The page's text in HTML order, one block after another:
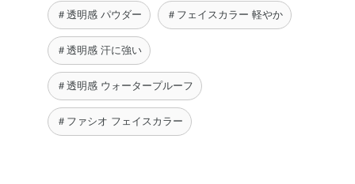
＃透明感 パウダー ＃フェイスカラー 軽やか
＃透明感 汗に強い
＃透明感 ウォータープルーフ
＃ファシオ フェイスカラー